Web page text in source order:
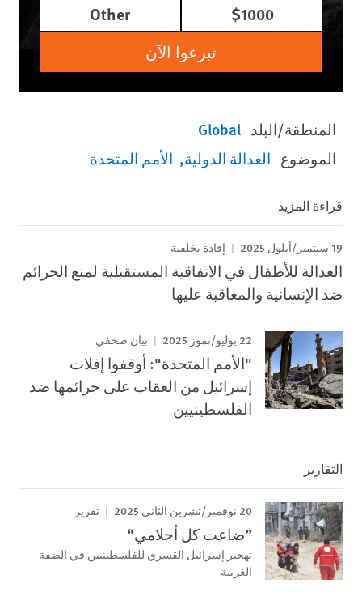
$1000
Other
تبرعوا الآن
المنطقة/البلد Global
الموضوع العدالة الدولية الأمم المتحدة
قراءة المزيد
19 سبتمبر/أيلول 2025 إفادة بخلفية
العدالة للأطفال في الاتفاقية المستقبلية لمنع الجرائم
ضد الإنسانية والمعاقبة عليها
22 يوليو/تموز 2025 بيان صحفي
"الأمم المتحدة": أوقفوا إفلات
إسرائيل من العقاب على جرائمها ضد
الفلسطينيين
التقارير
20 نوفمبر/تشرين الثاني 2025 تقرير
”ضاعت كل أحلامي“
تهجير إسرائيل القسري للفلسطينيين في الضفة
الغربية